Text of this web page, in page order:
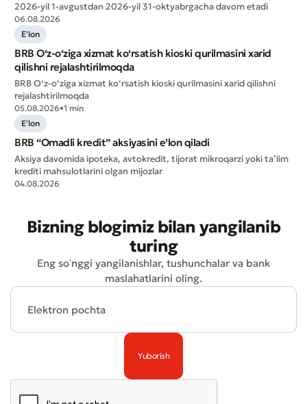
Yomon Aʼlo
Yuborish
* Barcha maydonlar to'ldirilishi shart
2026-yil 1-avgustdan 2026-yil 31-oktyabrgacha davom etadi
06.08.2026
E'lon
BRB O‘z-o‘ziga xizmat ko‘rsatish kioski qurilmasini xarid
qilishni rejalashtirilmoqda
BRB O‘z-o‘ziga xizmat ko‘rsatish kioski qurilmasini xarid qilishni
rejalashtirilmoqda
05.08.2026•1 min
E'lon
BRB “Omadli kredit” aksiyasini e’lon qiladi
Aksiya davomida ipoteka, avtokredit, tijorat mikroqarzi yoki ta’lim
krediti mahsulotlarini olgan mijozlar
04.08.2026
Bizning blogimiz bilan yangilanib
turing
Eng soʻnggi yangilanishlar, tushunchalar va bank
maslahatlarini oling.